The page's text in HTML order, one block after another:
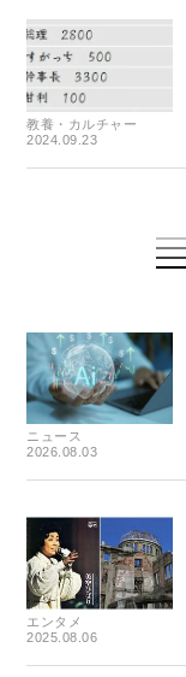
教養・カルチャー
2024.09.23
ニュース
2026.08.03
エンタメ
2025.08.06